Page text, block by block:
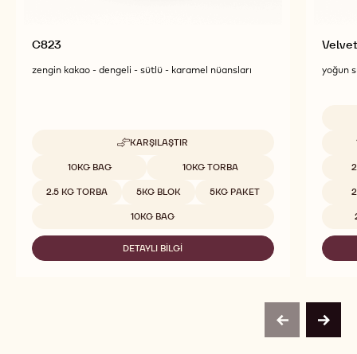
C823
zengin kakao - dengeli - sütlü - karamel nüansları
KARŞILAŞTIR
-
Uygun boyutlar
10KG BAG 10KG TORBA
2.5 KG TORBA 5KG BLOK 5KG PAKET
10KG BAG
DETAYLI BILGI
-
Velvet
yoğun
previousnext